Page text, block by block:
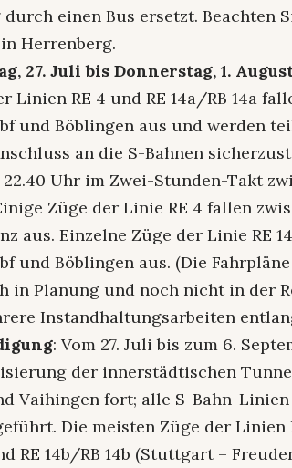
einen Bus ersetzt. Beachten
Herrenberg.
27. Juli bis Donnerstag, 1.
Linien RE 4 und RE 14a/RB 14a
und Böblingen aus und werden
an die S-Bahnen
22.40 Uhr im Zwei-Stunden-Takt
Züge der Linie RE 4 fallen
aus. Einzelne Züge der Linie RE
und Böblingen aus. (Die
in Planung und noch nicht in der
Instandhaltungsarbeiten
: Vom 27. Juli bis zum 6.
der innerstädtischen
Vaihingen fort; alle S-Bahn-
Die meisten Züge der Linien
RE 14b/RB 14b (Stuttgart –